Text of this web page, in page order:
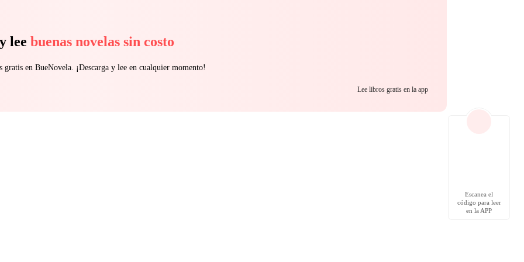
lee buenas novelas sin costo
gratis en BueNovela. ¡Descarga y lee en cualquier momento!
Lee libros gratis en la app
Escanea el
código para leer
en la APP